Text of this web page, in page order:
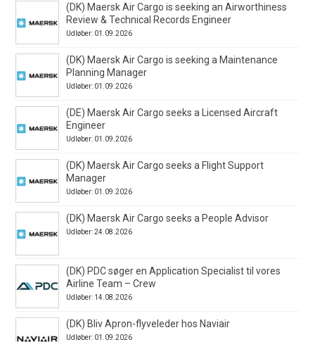
(DK) Maersk Air Cargo is seeking an Airworthiness
Review & Technical Records Engineer
Udløber: 01.09.2026
(DK) Maersk Air Cargo is seeking a Maintenance
Planning Manager
Udløber: 01.09.2026
(DE) Maersk Air Cargo seeks a Licensed Aircraft
Engineer
Udløber: 01.09.2026
(DK) Maersk Air Cargo seeks a Flight Support
Manager
Udløber: 01.09.2026
(DK) Maersk Air Cargo seeks a People Advisor
Udløber: 24.08.2026
(DK) PDC søger en Application Specialist til vores
Airline Team – Crew
Udløber: 14.08.2026
(DK) Bliv Apron-flyveleder hos Naviair
Udløber: 01.09.2026